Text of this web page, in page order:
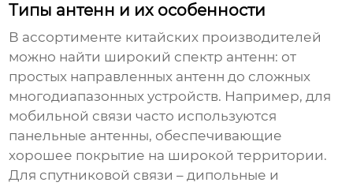
Типы антенн и их особенности
В ассортименте китайских производителей
можно найти широкий спектр антенн: от
простых направленных антенн до сложных
многодиапазонных устройств. Например, для
мобильной связи часто используются
панельные антенны, обеспечивающие
хорошее покрытие на широкой территории.
Для спутниковой связи – дипольные и